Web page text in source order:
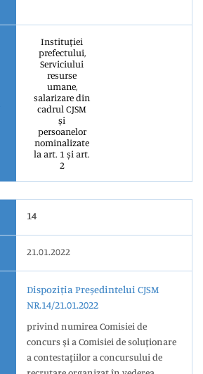
Instituției
prefectului,
Serviciului
resurse
umane,
salarizare din
cadrul CJSM
și
persoanelor
nominalizate
la art. 1 și art.
2
14
21.01.2022
Dispoziția Președintelui CJSM
NR.14/21.01.2022
privind numirea Comisiei de
concurs şi a Comisiei de soluţionare
a contestaţiilor a concursului de